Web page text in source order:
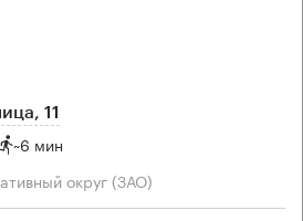
11
~6 мин
округ (ЗАО)